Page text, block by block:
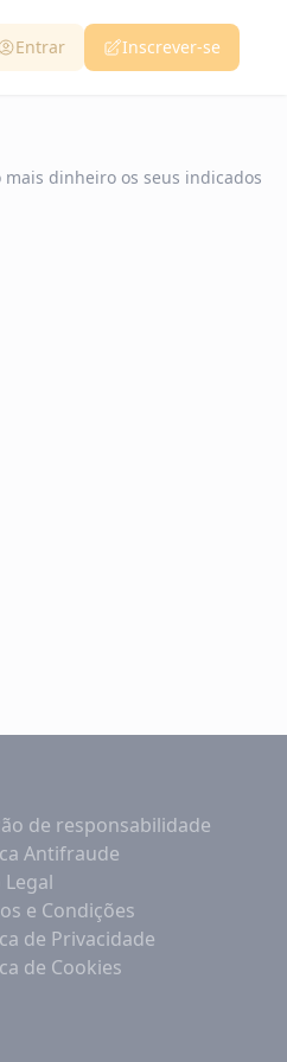
Entrar Inscrever-se
dinheiro os seus indicados
de responsabilidade
Antifraude
Legal
e Condições
de Privacidade
de Cookies